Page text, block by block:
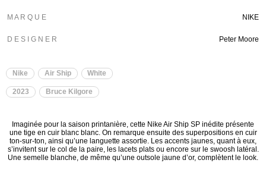
M A R Q U E NIKE
D E S I G N E R Peter Moore
Nike Air Ship White
2023 Bruce Kilgore
Imaginée pour la saison printanière, cette Nike Air Ship SP inédite présente
une tige en cuir blanc blanc. On remarque ensuite des superpositions en cuir
ton-sur-ton, ainsi qu’une languette assortie. Les accents jaunes, quant à eux,
s’invitent sur le col de la paire, les lacets plats ou encore sur le swoosh latéral.
Une semelle blanche, de même qu’une outsole jaune d’or, complètent le look.